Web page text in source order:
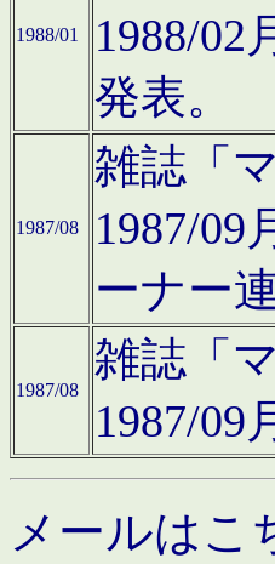
1988/01
1988/02
発表。
1987/08
雑誌「
1987/
ーナー
1987/08
雑誌「
1987/
メールはこ